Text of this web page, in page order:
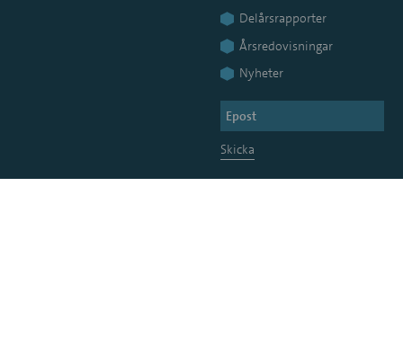
Delårsrapporter
Årsredovisningar
Nyheter